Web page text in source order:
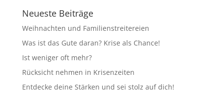
Neueste Beiträge
Weihnachten und Familienstreitereien
Was ist das Gute daran? Krise als Chance!
Ist weniger oft mehr?
Rücksicht nehmen in Krisenzeiten
Entdecke deine Stärken und sei stolz auf dich!